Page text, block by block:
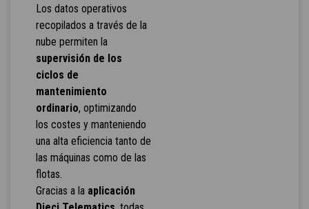
Los datos operativos
recopilados a través de la
nube permiten la
supervisión de los
ciclos de
mantenimiento
ordinario, optimizando
los costes y manteniendo
una alta eficiencia tanto de
las máquinas como de las
flotas.
Gracias a la aplicación